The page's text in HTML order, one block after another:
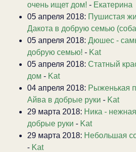
очень ищет дом! - Екатерина
05 апреля 2018: Пушистая
Дакота в добрую семью
05 апреля 2018: Дюшес -
добрую семью! - Kat
05 апреля 2018: Статный
дом - Kat
04 апреля 2018: Рыженькая
Айва в добрые руки - Kat
29 марта 2018: Ника -
добрые руки - Kat
29 марта 2018: Небольшая
- Kat